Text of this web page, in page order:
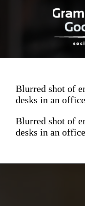
Blurred shot of
desks in an
Blurred shot of
desks in an